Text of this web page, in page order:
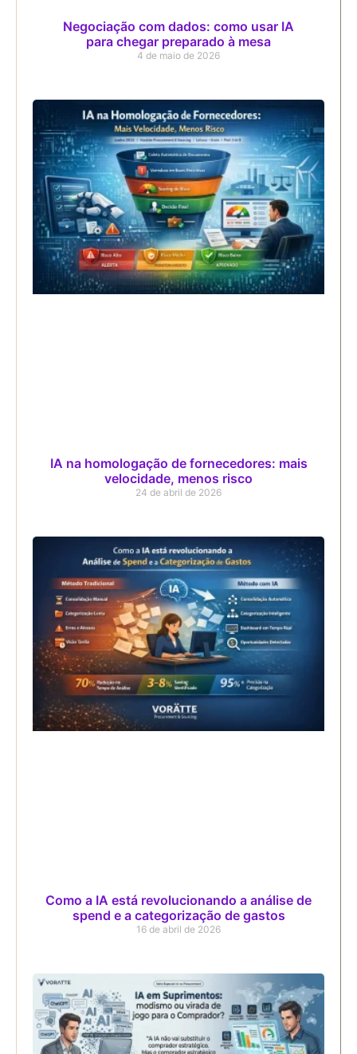
Negociação com dados: como usar IA
para chegar preparado à mesa
4 de maio de 2026
IA na homologação de fornecedores: mais
velocidade, menos risco
24 de abril de 2026
Como a IA está revolucionando a análise de
spend e a categorização de gastos
16 de abril de 2026